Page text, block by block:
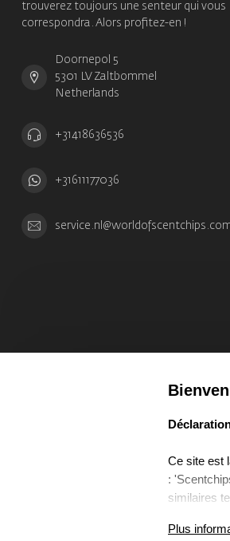
trouverez toujours une senteur qui vous
correspondra. Alors profitez-en !
Doornepol 5
5301 LV Zaltbommel
Netherlands
+31418636536
+31611177036
select
Ce site est
:
similaires
utilisons, à
Plus